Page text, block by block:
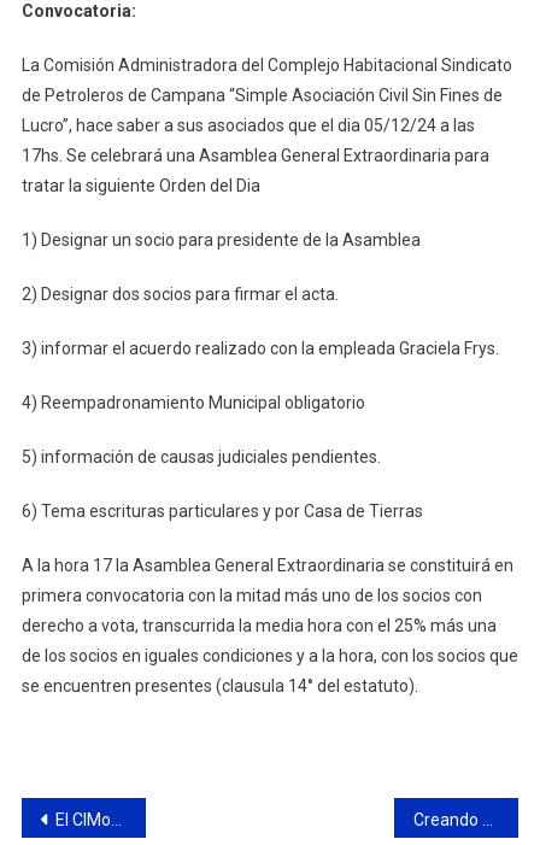
Convocatoria:
La Comisión Administradora del Complejo Habitacional Sindicato
de Petroleros de Campana “Simple Asociación Civil Sin Fines de
Lucro”, hace saber a sus asociados que el dia 05/12/24 a las
17hs. Se celebrará una Asamblea General Extraordinaria para
tratar la siguiente Orden del Dia
1) Designar un socio para presidente de la Asamblea
2) Designar dos socios para firmar el acta.
3) informar el acuerdo realizado con la empleada Graciela Frys.
4) Reempadronamiento Municipal obligatorio
5) información de causas judiciales pendientes.
6) Tema escrituras particulares y por Casa de Tierras
A la hora 17 la Asamblea General Extraordinaria se constituirá en
primera convocatoria con la mitad más uno de los socios con
derecho a vota, transcurrida la media hora con el 25% más una
de los socios en iguales condiciones y a la hora, con los socios que
se encuentren presentes (clausula 14° del estatuto).
Navegación
El CIMoPU frustró el accionar de dos “tirapiedras” en ruta Panamericana